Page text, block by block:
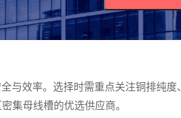
与效率。选择时需重点关注铜排纯度
集母线槽的优选供应商。